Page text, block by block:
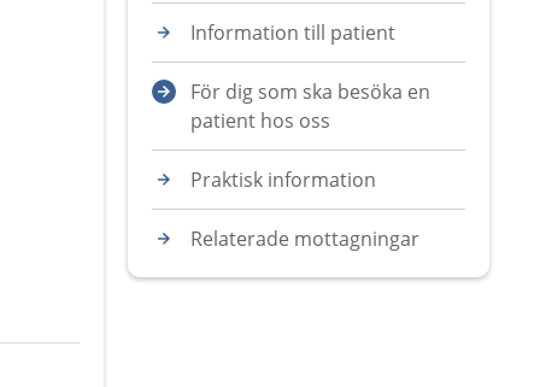
Information till patient
För dig som ska besöka en
patient hos oss
Praktisk information
Relaterade mottagningar